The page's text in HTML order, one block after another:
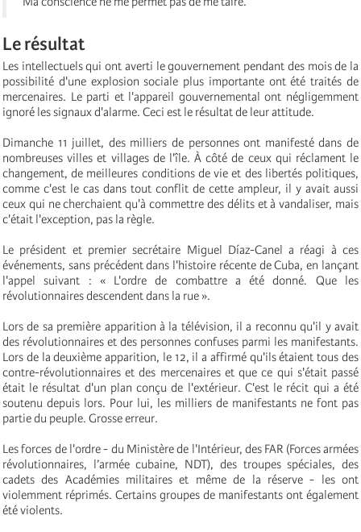
Le résultat
Les intellectuels qui ont averti le gouvernement pendant des mois de la
possibilité d'une explosion sociale plus importante ont été traités de
mercenaires. Le parti et l'appareil gouvernemental ont négligemment
ignoré les signaux d'alarme. Ceci est le résultat de leur attitude.
Dimanche 11 juillet, des milliers de personnes ont manifesté dans de
nombreuses villes et villages de l'île. À côté de ceux qui réclament le
changement, de meilleures conditions de vie et des libertés politiques,
comme c'est le cas dans tout conflit de cette ampleur, il y avait aussi
ceux qui ne cherchaient qu'à commettre des délits et à vandaliser, mais
c'était l'exception, pas la règle.
Le président et premier secrétaire Miguel Díaz-Canel a réagi à ces
événements, sans précédent dans l'histoire récente de Cuba, en lançant
l'appel suivant : « L'ordre de combattre a été donné. Que les
révolutionnaires descendent dans la rue ».
Lors de sa première apparition à la télévision, il a reconnu qu'il y avait
des révolutionnaires et des personnes confuses parmi les manifestants.
Lors de la deuxième apparition, le 12, il a affirmé qu'ils étaient tous des
contre-révolutionnaires et des mercenaires et que ce qui s'était passé
était le résultat d'un plan conçu de l'extérieur. C'est le récit qui a été
soutenu depuis lors. Pour lui, les milliers de manifestants ne font pas
partie du peuple. Grosse erreur.
Les forces de l'ordre - du Ministère de l'Intérieur, des FAR (Forces armées
révolutionnaires, l’armée cubaine, NDT), des troupes spéciales, des
cadets des Académies militaires et même de la réserve - les ont
violemment réprimés. Certains groupes de manifestants ont également
été violents.